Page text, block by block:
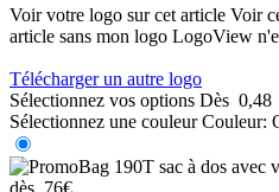
Voir votre logo sur cet article Voir
article sans mon logo LogoView
Télécharger un autre logo
Sélectionnez vos options Dès 0,48
Sélectionnez une couleur Couleur: